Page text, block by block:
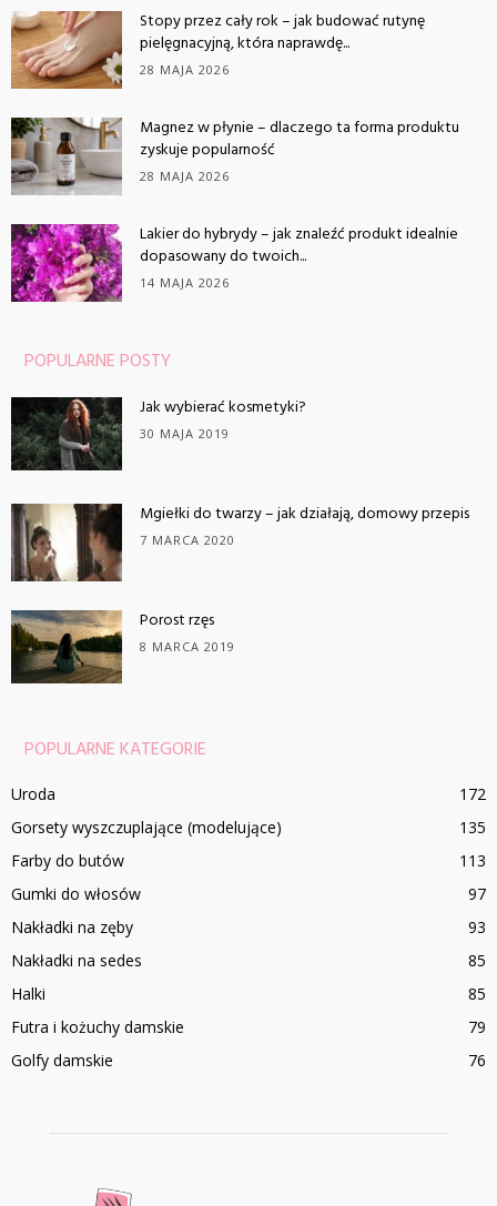
Stopy przez cały rok – jak budować rutynę
pielęgnacyjną, która naprawdę...
28 MAJA 2026
Magnez w płynie – dlaczego ta forma produktu
zyskuje popularność
28 MAJA 2026
Lakier do hybrydy – jak znaleźć produkt idealnie
dopasowany do twoich...
14 MAJA 2026
POPULARNE POSTY
Jak wybierać kosmetyki?
30 MAJA 2019
Mgiełki do twarzy – jak działają, domowy przepis
7 MARCA 2020
Porost rzęs
8 MARCA 2019
POPULARNE KATEGORIE
Uroda
172
Gorsety wyszczuplające (modelujące)
135
Farby do butów
113
Gumki do włosów
97
Nakładki na zęby
93
Nakładki na sedes
85
Halki
85
Futra i kożuchy damskie
79
Golfy damskie
76